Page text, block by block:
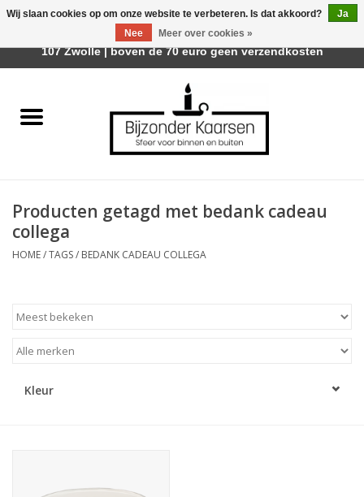
Räder Design Stories
Geurkaarsen
Tafelhaarden
Kaarsenhouders
LED Kaarsen
Relatiegeschenken & Bedankjes
Producten getagd met bedank cadeau
collega
HOME/TAGS/ BEDANK CADEAU COLLEGA
Kleur
Wij slaan cookies op om onze website te verbeteren. Is dat akkoord?
Ja
Nee
Meer over cookies »
Afhalen is mogelijk bij Trotz Woon & Cadeau | Belvederelaan
107 Zwolle | boven de 70 euro geen verzendkosten